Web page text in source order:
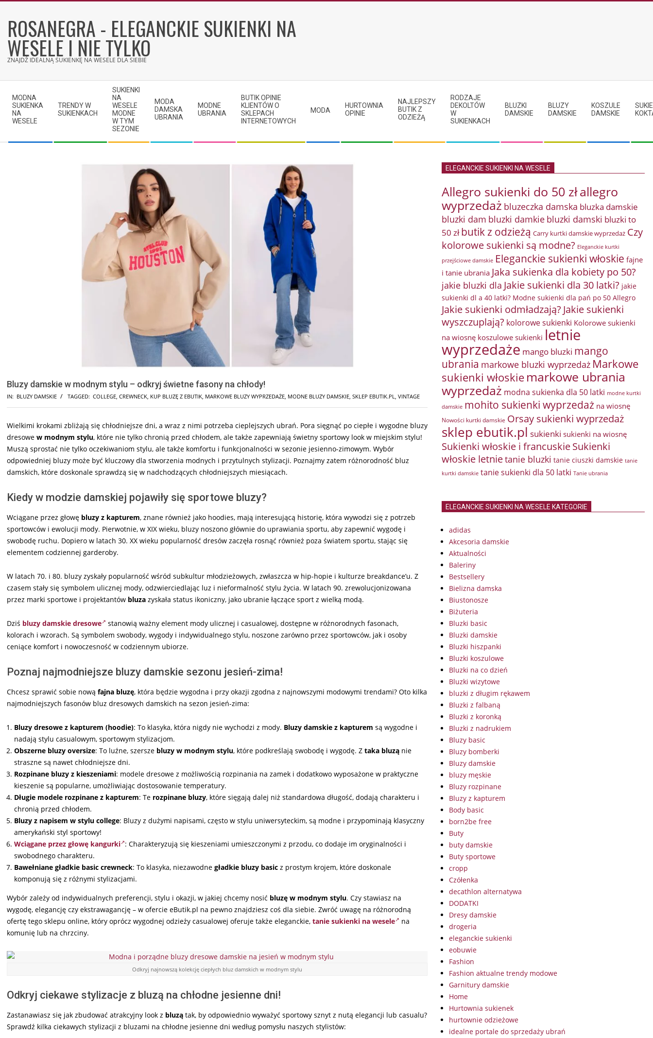
contentROSANEGRA - ELEGANCKIE SUKIENKI NA
WESELE I NIE TYLKO
ZNAJDŹ IDEALNĄ SUKIENKĘ NA WESELE DLA SIEBIE
Navigation
Menu
MODNA
SUKIENKA
NA
WESELE
TRENDY W
SUKIENKACH
SUKIENKI
NA
WESELE
MODNE
W TYM
SEZONIE
MODA
DAMSKA
UBRANIA
MODNE
UBRANIA
BUTIK OPINIE
KLIENTÓW O
SKLEPACH
INTERNETOWYCH
MODA
HURTOWNIA
OPINIE
NAJLEPSZY
BUTIK Z
ODZIEŻĄ
RODZAJE
DEKOLTÓW
W
SUKIENKACH
BLUZKI
DAMSKIE
BLUZY
DAMSKIE
KOSZULE
DAMSKIE
Bluzy damskie w modnym stylu – odkryj świetne fasony na chłody!
IN: BLUZY DAMSKIE TAGGED: COLLEGE, CREWNECK, KUP BLUZĘ Z EBUTIK, MARKOWE BLUZY WYPRZEDAŻE, MODNE BLUZY DAMSKIE, SKLEP EBUTIK.PL, VINTAGE
Wielkimi krokami zbliżają się chłodniejsze dni, a wraz z nimi potrzeba cieplejszych ubrań. Pora sięgnąć po ciepłe i wygodne bluzy
dresowe w modnym stylu, które nie tylko chronią przed chłodem, ale także zapewniają świetny sportowy look w miejskim stylu!
Muszą sprostać nie tylko oczekiwaniom stylu, ale także komfortu i funkcjonalności w sezonie jesienno-zimowym. Wybór
odpowiedniej bluzy może być kluczowy dla stworzenia modnych i przytulnych stylizacji. Poznajmy zatem różnorodność bluz
damskich, które doskonale sprawdzą się w nadchodzących chłodniejszych miesiącach.
Kiedy w modzie damskiej pojawiły się sportowe bluzy?
Wciągane przez głowę bluzy z kapturem, znane również jako hoodies, mają interesującą historię, która wywodzi się z potrzeb
sportowców i ewolucji mody. Pierwotnie, w XIX wieku, bluzy noszono głównie do uprawiania sportu, aby zapewnić wygodę i
swobodę ruchu. Dopiero w latach 30. XX wieku popularność dresów zaczęła rosnąć również poza światem sportu, stając się
elementem codziennej garderoby.
W latach 70. i 80. bluzy zyskały popularność wśród subkultur młodzieżowych, zwłaszcza w hip-hopie i kulturze breakdance’u. Z
czasem stały się symbolem ulicznej mody, odzwierciedlając luz i nieformalność stylu życia. W latach 90. zrewolucjonizowana
przez marki sportowe i projektantów bluza zyskała status ikoniczny, jako ubranie łączące sport z wielką modą.
Dziś bluzy damskie dresowe
stanowią ważny element mody ulicznej i casualowej, dostępne w różnorodnych fasonach,
kolorach i wzorach. Są symbolem swobody, wygody i indywidualnego stylu, noszone zarówno przez sportowców, jak i osoby
ceniące komfort i nowoczesność w codziennym ubiorze.
Poznaj najmodniejsze bluzy damskie sezonu jesień-zima!
Chcesz sprawić sobie nową fajna bluzę, która będzie wygodna i przy okazji zgodna z najnowszymi modowymi trendami? Oto kilka
najmodniejszych fasonów bluz dresowych damskich na sezon jesień-zima:
Bluzy dresowe z kapturem (hoodie): To klasyka, która nigdy nie wychodzi z mody. Bluzy damskie z kapturem są wygodne i
nadają stylu casualowym, sportowym stylizacjom.
Obszerne bluzy oversize: To luźne, szersze bluzy w modnym stylu, które podkreślają swobodę i wygodę. Z taka bluzą nie
straszne są nawet chłodniejsze dni.
Rozpinane bluzy z kieszeniami: modele dresowe z możliwością rozpinania na zamek i dodatkowo wyposażone w praktyczne
kieszenie są popularne, umożliwiając dostosowanie temperatury.
Długie modele rozpinane z kapturem: Te rozpinane bluzy, które sięgają dalej niż standardowa długość, dodają charakteru i
chronią przed chłodem.
Bluzy z napisem w stylu college: Bluzy z dużymi napisami, często w stylu uniwersyteckim, są modne i przypominają klasyczny
amerykański styl sportowy!
Wciągane przez głowę kangurki : Charakteryzują się kieszeniami umieszczonymi z przodu, co dodaje im oryginalności i
swobodnego charakteru.
Bawełniane gładkie basic crewneck: To klasyka, niezawodne gładkie bluzy basic z prostym krojem, które doskonale
komponują się z różnymi stylizacjami.
Wybór zależy od indywidualnych preferencji, stylu i okazji, w jakiej chcemy nosić bluzę w modnym stylu. Czy stawiasz na
wygodę, elegancję czy ekstrawagancję – w ofercie eButik.pl na pewno znajdziesz coś dla siebie. Zwróć uwagę na różnorodną
ofertę tego sklepu online, który oprócz wygodnej odzieży casualowej oferuje także eleganckie, tanie sukienki na wesele
na
komunię lub na chrzciny.
Odkryj najnowszą kolekcję ciepłych bluz damskich w modnym stylu
Odkryj ciekawe stylizacje z bluzą na chłodne jesienne dni!
Zastanawiasz się jak zbudować atrakcyjny look z bluzą tak, by odpowiednio wyważyć sportowy sznyt z nutą elegancji lub casualu?
Sprawdź kilka ciekawych stylizacji z bluzami na chłodne jesienne dni według pomysłu naszych stylistów:
ELEGANCKIE SUKIENKI NA WESELE
Allegro sukienki do 50 złallegro
wyprzedaż bluzeczka damska bluzka damskie
bluzki dam bluzki damkie bluzki damski bluzki to
50 zł butik z odzieżą Carry kurtki damskie wyprzedaż Czy
kolorowe sukienki są modne? Eleganckie kurtki
przejściowe damskie Eleganckie sukienki włoskie fajne
i tanie ubrania Jaka sukienka dla kobiety po 50?
jakie bluzki dla Jakie sukienki dla 30 latki? jakie
sukienki dl a 40 latki? Modne sukienki dla pań po 50 Allegro
Jakie sukienki odmładzają? Jakie sukienki
wyszczuplają? kolorowe sukienki Kolorowe sukienki
na wiosnę koszulowe sukienki letnie
wyprzedaże mango bluzki mango
ubrania markowe bluzki wyprzedaż Markowe
sukienki włoskie markowe ubrania
wyprzedaż modna sukienka dla 50 latki modne kurtki
damskie mohito sukienki wyprzedaż na wiosnę
Nowości kurtki damskie Orsay sukienki wyprzedaż
sklep ebutik.pl sukienki sukienki na wiosnę
Sukienki włoskie i francuskieSukienki
włoskie letnietanie bluzki tanie ciuszki damskie tanie
kurtki damskie tanie sukienki dla 50 latki Tanie ubrania
ELEGANCKIE SUKIENKI NA WESELE KATEGORIE
adidas
Akcesoria damskie
Aktualności
Baleriny
Bestsellery
Bielizna damska
Biustonosze
Biżuteria
Bluzki basic
Bluzki damskie
Bluzki hiszpanki
Bluzki koszulowe
Bluzki na co dzień
Bluzki wizytowe
bluzki z długim rękawem
Bluzki z falbaną
Bluzki z koronką
Bluzki z nadrukiem
Bluzy basic
Bluzy bomberki
Bluzy damskie
bluzy męskie
Bluzy rozpinane
Bluzy z kapturem
Body basic
born2be free
Buty
buty damskie
Buty sportowe
cropp
Czółenka
decathlon alternatywa
DODATKI
Dresy damskie
drogeria
eleganckie sukienki
eobuwie
Fashion
Fashion aktualne trendy modowe
Garnitury damskie
Home
Hurtownia sukienek
hurtownie odzieżowe
idealne portale do sprzedaży ubrań